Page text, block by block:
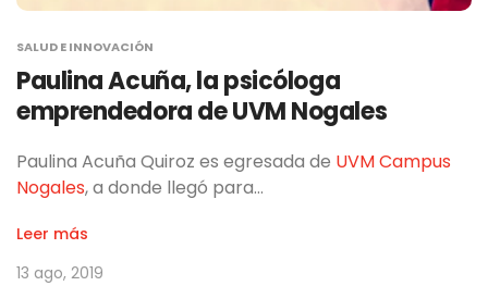
SALUD E INNOVACIÓN
Paulina Acuña, la psicóloga
emprendedora de UVM Nogales
Paulina Acuña Quiroz es egresada de UVM Campus
Nogales, a donde llegó para…
Leer más
13 ago, 2019